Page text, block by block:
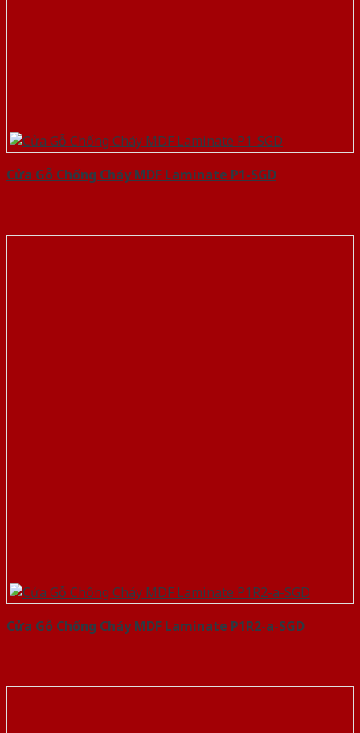
Cửa Gỗ Chống Cháy MDF Laminate P1-SGD
Cửa Gỗ Chống Cháy MDF Laminate P1R2-a-SGD